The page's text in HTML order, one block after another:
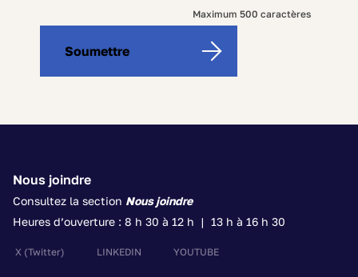
Maximum 500 caractères
Soumettre
Nous joindre
Consultez la section Nous joindre
Heures d’ouverture : 8 h 30 à 12 h | 13 h à 16 h 30
X (Twitter) LINKEDIN YOUTUBE